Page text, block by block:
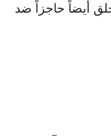
أيضاً حاجزاً ضد